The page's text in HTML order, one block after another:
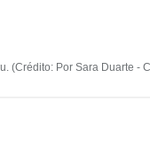
(Crédito: Por Sara Duarte -